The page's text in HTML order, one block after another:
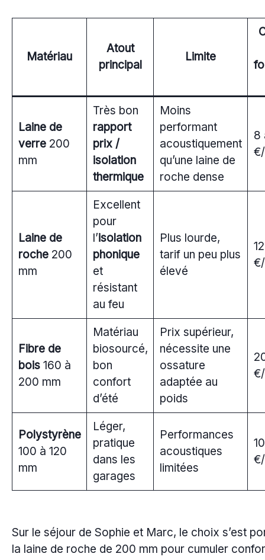
Matériau
Atout
principal
Limite
Laine de
verre200
mm
Très bon
rapport
prix /
isolation
thermique
Moins
performant
acoustiquement
qu’une laine de
roche dense
8
Laine de
roche200
mm
Excellent
pour
l’isolation
phonique
et
résistant
au feu
Plus lourde,
tarif un peu plus
élevé
Fibre de
bois160 à
200 mm
Matériau
biosourcé,
bon
confort
d’été
Prix supérieur,
nécessite une
ossature
adaptée au
poids
Polystyrène
100 à 120
mm
Léger,
pratique
dans les
garages
Performances
acoustiques
limitées
Sur le séjour de Sophie et Marc, le choix s’est
la laine de roche de 200 mm pour cumuler